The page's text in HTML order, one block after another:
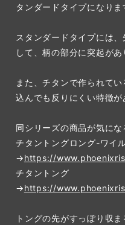
タンダードタイプになりま
スタンダードタイプには
して、柄の部分に突起があ
また、チタンで作られて
込んでも反りにくい特徴が
同シリーズの商品が気にな
チタントングロング-ワイ
→https://
チタントング
→https://
トングの先がすっぽり収